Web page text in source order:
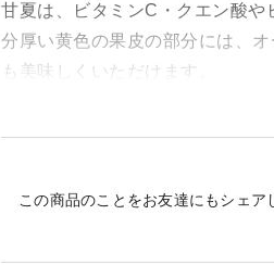
甘夏は、ビタミンC・クエン酸や
分厚い黄色の果皮の部分には、
も美味しくいただけます。
配送時、取り扱い等で割れや傷
この商品のことをお友達にもシェア